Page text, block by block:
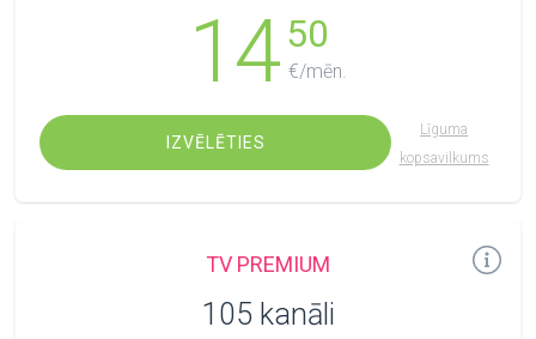
1450
€/mēn.
IZVĒLĒTIES
Līguma
kopsavilkums
TV PREMIUM
105 kanāli